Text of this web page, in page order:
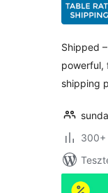
Shipped
powerful,
shipping
300+